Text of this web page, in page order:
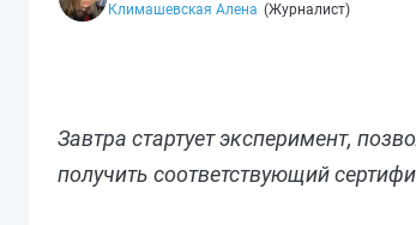
Климашевская Алена (Журналист)
Завтра стартует эксперимент,
получить соответствующий